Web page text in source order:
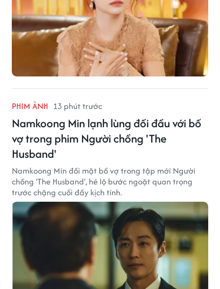
PHIM ẢNH 13 phút trước
Namkoong Min lạnh lùng đối đầu với bố
vợ trong phim Người chồng 'The
Husband'
Namkoong Min đối mặt bố vợ trong tập mới Người
chồng 'The Husband', hé lộ bước ngoặt quan trọng
trước chặng cuối đầy kịch tính.